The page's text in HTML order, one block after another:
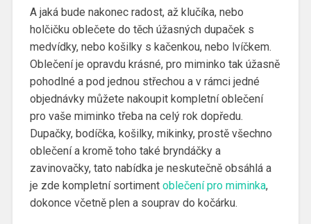
A jaká bude nakonec radost, až klučíka, nebo
holčičku oblečete do těch úžasných dupaček s
medvídky, nebo košilky s kačenkou, nebo lvíčkem.
Oblečení je opravdu krásné, pro miminko tak úžasně
pohodlné a pod jednou střechou a v rámci jedné
objednávky můžete nakoupit kompletní oblečení
pro vaše miminko třeba na celý rok dopředu.
Dupačky, bodíčka, košilky, mikinky, prostě všechno
oblečení a kromě toho také bryndáčky a
zavinovačky, tato nabídka je neskutečně obsáhlá a
je zde kompletní sortiment oblečení pro miminka,
dokonce včetně plen a souprav do kočárku.